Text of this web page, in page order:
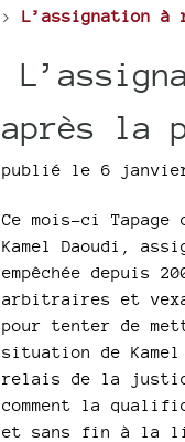
> L’assignation à
après la
publié le 6
Ce mois-ci
Kamel Daoudi,
empêchée depuis
arbitraires et
pour tenter de
situation de
relais de la
comment la
et sans fin à la